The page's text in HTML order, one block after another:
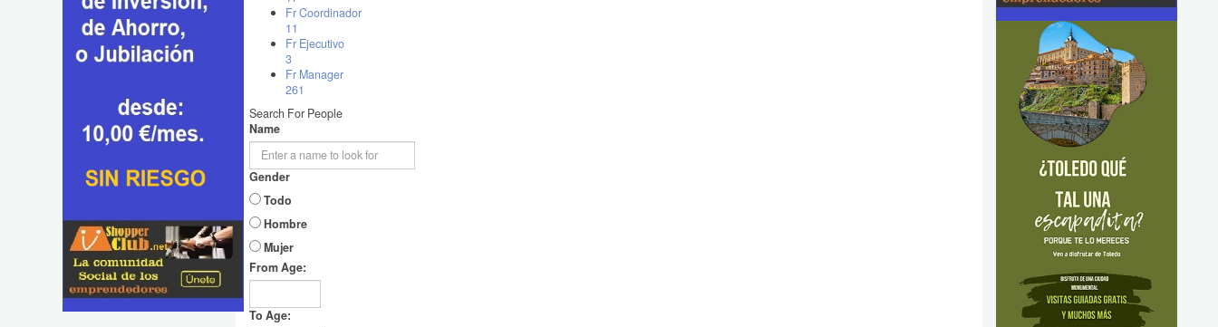
Fr Coordinador
11
Fr Ejecutivo
3
Fr Manager
261
Search For People
Name
Gender
Todo
Hombre
Mujer
From Age:
To Age: